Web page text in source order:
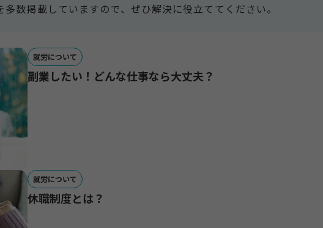
多数掲載していますので、ぜひ解決に役立ててください。
就労について
副業したい！どんな仕事なら大丈夫？
就労について
休職制度とは？